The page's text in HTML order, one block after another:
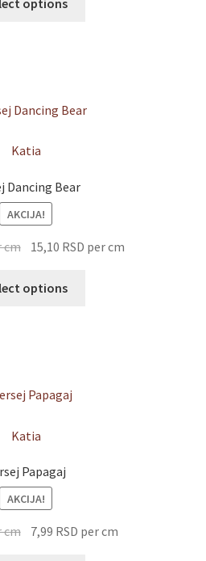
options
Katia
Dancing Bear
AKCIJA!
cm 15,10 RSD per cm
options
Katia
Papagaj
AKCIJA!
cm 7,99 RSD per cm